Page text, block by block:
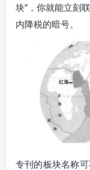
块”，你就能立刻
内降税的暗号。
专刊的板块名称